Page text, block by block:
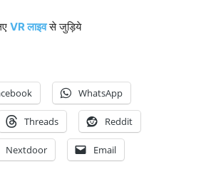
VR लाइवसे जुड़िये
WhatsApp
Threads Reddit
Nextdoor Email